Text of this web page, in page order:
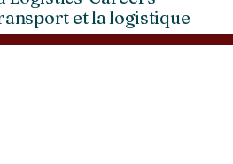
et la logistique